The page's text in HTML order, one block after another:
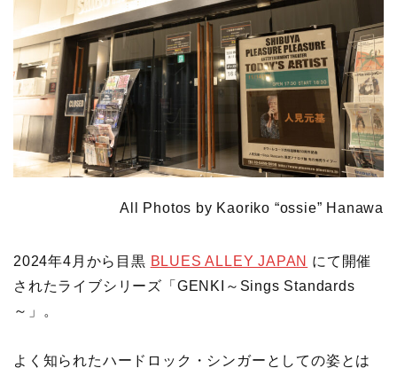
All Photos by Kaoriko “ossie” Hanawa
2024年4月から目黒 BLUES ALLEY JAPAN にて開催
されたライブシリーズ「GENKI～Sings Standards
～」。
よく知られたハードロック・シンガーとしての姿とは